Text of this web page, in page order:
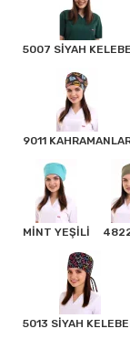
5007 SİYAH
9011
MİNT YEŞİLİ
5013 SİYAH